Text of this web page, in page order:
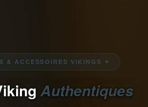
& ACCESSOIRES VIKINGS ✦
Authentiques